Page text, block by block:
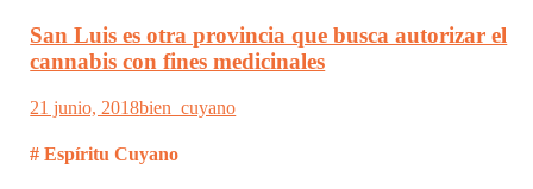
San Luis es otra provincia que busca autorizar el
cannabis con fines medicinales
21 junio, 2018bien_cuyano
# Espíritu Cuyano